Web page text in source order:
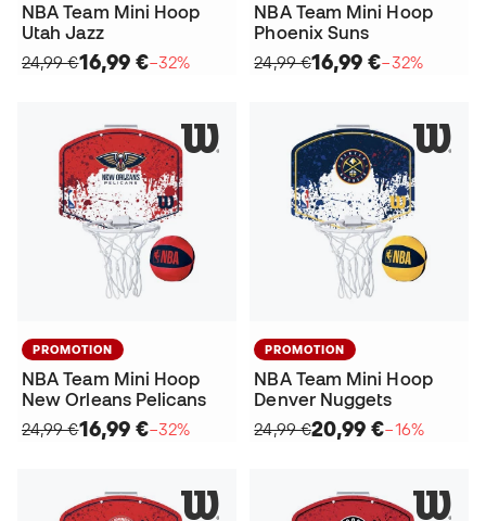
NBA Team Mini Hoop
Utah Jazz
24,99 €16,99 €−32%
NBA Team Mini Hoop
Phoenix Suns
24,99 €16,99 €−32%
PROMOTION
NBA Team Mini Hoop
New Orleans Pelicans
24,99 €16,99 €−32%
PROMOTION
NBA Team Mini Hoop
Denver Nuggets
24,99 €20,99 €−16%